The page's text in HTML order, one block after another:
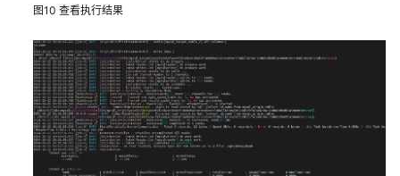
可
的
RabbitMQ
集
群
语
图10 查看执行结果